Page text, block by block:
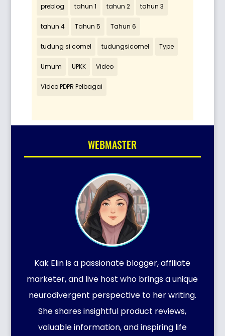
preblog tahun 1 tahun 2 tahun 3
tahun 4 Tahun 5 Tahun 6
tudung si comel tudungsicomel Type
Umum UPKK Video
Video PDPR Pelbagai
WEBMASTER
Kak Elin is a passionate blogger, affiliate
marketer, and live host who brings a unique
neurodivergent perspective to her writing.
She shares insightful product reviews,
valuable information, and inspiring life